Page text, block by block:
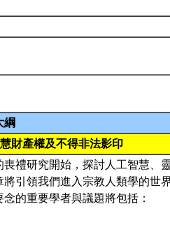
綱
財產權及不得非法影印
禮研究開始，探討人工智慧、
引領我們進入宗教人類學的世
的重要學者與議題將包括：